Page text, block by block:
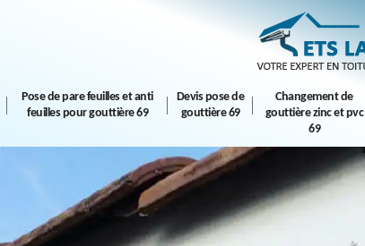
Pose de pare feuilles et anti
feuilles pour gouttière 69
Devis pose de
gouttière 69
Changement de
gouttière zinc et pvc
69